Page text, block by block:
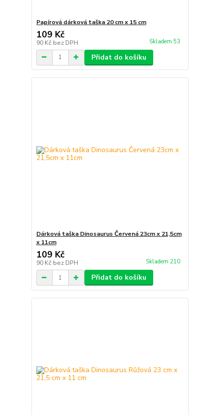
Papírová dárková taška 20 cm x 15 cm
109 Kč
90 Kč bez DPH Skladem 53
Přidat do košíku
Dárková taška Dinosaurus Červená 23cm x 21,5cm
x 11cm
109 Kč
90 Kč bez DPH Skladem 210
Přidat do košíku